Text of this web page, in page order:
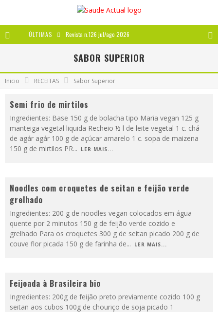
ÚLTIMAS Revista n.126 jul/ago 2026
Revista n.125 mai/jun 2026
Revista n.124 mar/abr 2026
SABOR SUPERIOR
Inicio RECEITAS Sabor Superior
Semi frio de mirtilos
Ingredientes: Base 150 g de bolacha tipo Maria vegan 125 g
manteiga vegetal liquida Recheio ½ l de leite vegetal 1 c. chá
de agár agár 100 g de açúcar amarelo 1 c. sopa de maizena
150 g de mirtilos PR... LER MAIS...
Noodles com croquetes de seitan e feijão verde
grelhado
Ingredientes: 200 g de noodles vegan colocados em água
quente por 2 minutos 150 g de feijão verde cozido e
grelhado Para os croquetes 300 g de seitan picado 200 g de
couve flor picada 150 g de farinha de... LER MAIS...
Feijoada à Brasileira bio
Ingredientes: 200g de feijão preto previamente cozido 100 g
seitan aos cubos 100g de chouriço de soja picado 1